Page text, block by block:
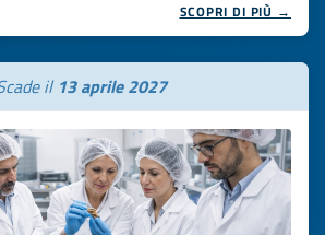
SCOPRI DI PIÙ →
il 13 aprile 2027